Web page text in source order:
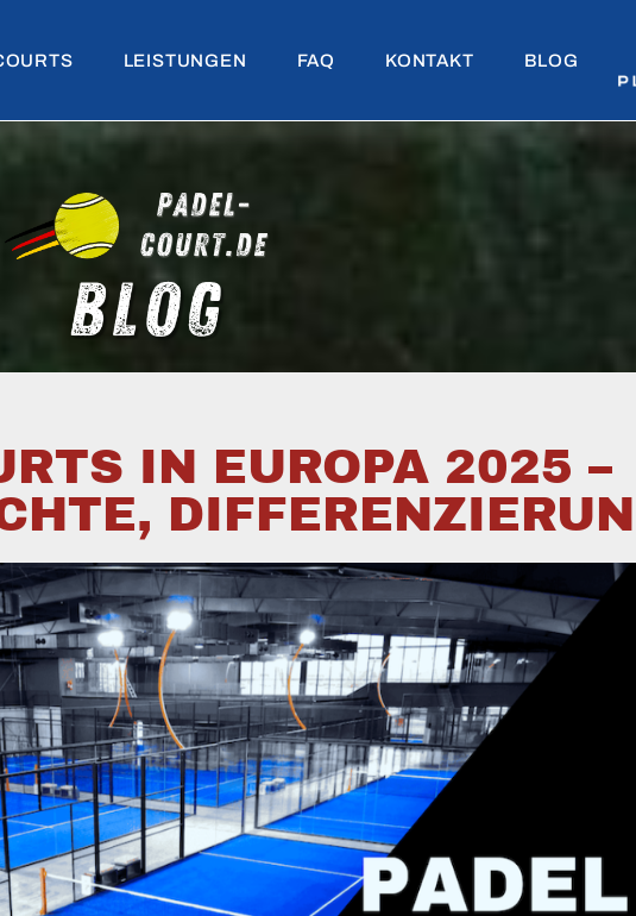
LEISTUNGEN FAQ KONTAKT BLOG
IN EUROPA 2025 –